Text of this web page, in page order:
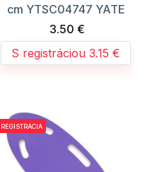
cm YTSC04747 YATE
3.50 €
S registráciou 3.15 €
REGISTRÁCIA